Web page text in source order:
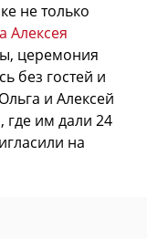
не только
Алексея
церемония
без гостей и
и Алексей
где им дали 24
на